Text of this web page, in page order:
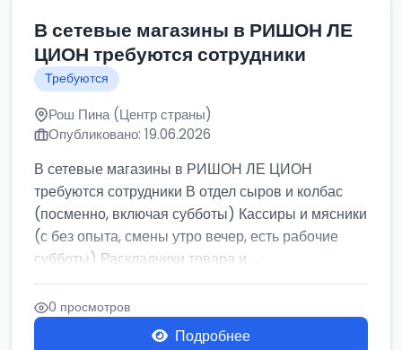
В сетевые магазины в РИШОН ЛЕ
ЦИОН требуются сотрудники
Требуются
Рош Пина (Центр страны)
Опубликовано: 19.06.2026
В сетевые магазины в РИШОН ЛЕ ЦИОН
требуются сотрудники В отдел сыров и колбас
(посменно, включая субботы) Кассиры и мясники
(с без опыта, смены утро вечер, есть рабочие
субботы) Раскладчики товара и ...
0 просмотров
Подробнее